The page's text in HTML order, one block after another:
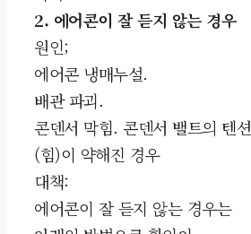
2. 에어콘이 잘 듣지 않는 경우
원인;
에어콘 냉매누설.
배관 파괴.
콘덴서 막힘. 콘덴서 밸트의 텐션
(힘)이 약해진 경우
대책:
에어콘이 잘 듣지 않는 경우는